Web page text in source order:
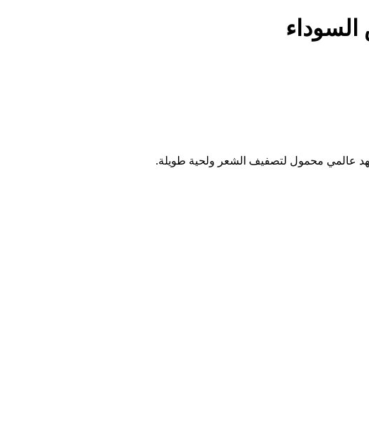
السوداء
عالمي محمول لتصفيف الشعر ولحية طويلة.